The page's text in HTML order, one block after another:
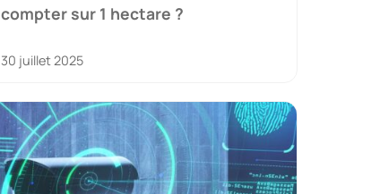
compter sur 1 hectare ?
30 juillet 2025